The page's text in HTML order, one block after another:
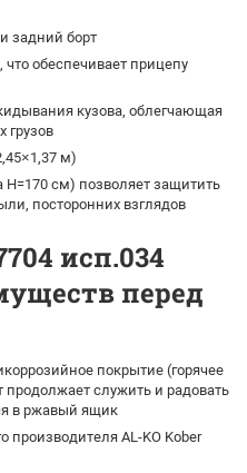
задний борт
обеспечивает прицепу
кузова, облегчающая
грузов
м)
H=170 см) позволяет защитить
посторонних взглядов
исп.034
перед
покрытие (горячее
продолжает служить и радовать
в ржавый ящик
AL-KO Kober